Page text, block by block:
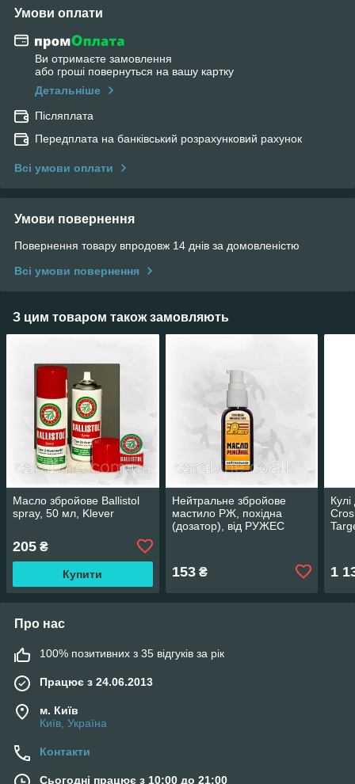
Умови оплати
Ви отримаєте замовлення
або гроші повернуться на вашу картку
Детальніше
Післяплата
Передплата на банківський розрахунковий рахунок
Всі умови оплати
Умови повернення
Повернення товару впродовж 14 днів за домовленістю
Всі умови повернення
З цим товаром також замовляють
Масло збройове Ballistol
spray, 50 мл, Klever
205 ₴
Купити
Нейтральне збройове
мастило РЖ, похідна
(дозатор), від РУЖЕС
153₴ 1
Про нас
100% позитивних з 35 відгуків за рік
Працює з 24.06.2013
м. Київ
Київ, Україна
Контакти
Сьогодні працює з 10:00 до 21:00